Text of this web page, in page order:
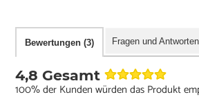
Bewertungen (3) Fragen und
4,8 Gesamt
100% der Kunden würden das Produkt